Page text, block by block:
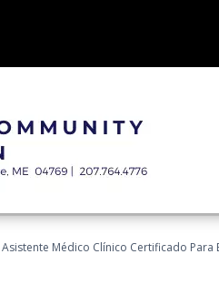
Asistente Médico Clínico Certificado Para